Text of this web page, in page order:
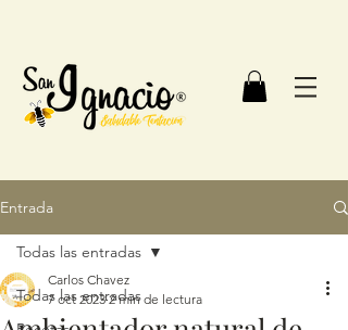
Entrada
Todas las entradas
Todas las entradas
Carlos Chavez
7 oct 2023 2 min de lectura